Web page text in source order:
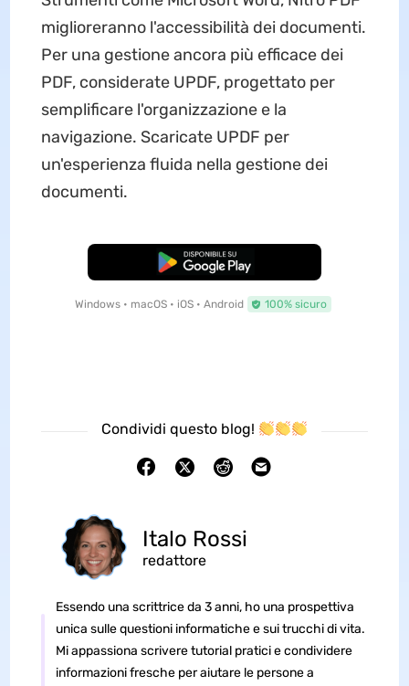
miglioreranno l'accessibilità dei documenti.
Per una gestione ancora più efficace dei
PDF, considerate UPDF, progettato per
semplificare l'organizzazione e la
navigazione. Scaricate UPDF per
un'esperienza fluida nella gestione dei
documenti.
Download Gratis
Windows • macOS • iOS • Android 100% sicuro
Condividi questo blog!
Italo Rossi
redattore
Essendo una scrittrice da 3 anni, ho una prospettiva
unica sulle questioni informatiche e sui trucchi di vita.
Mi appassiona scrivere tutorial pratici e condividere
informazioni fresche per aiutare le persone a